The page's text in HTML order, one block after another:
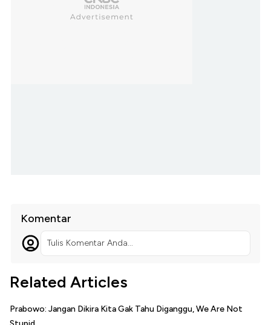
Komentar
Tulis Komentar Anda...
Related Articles
Prabowo: Jangan Dikira Kita Gak Tahu Diganggu, We Are Not